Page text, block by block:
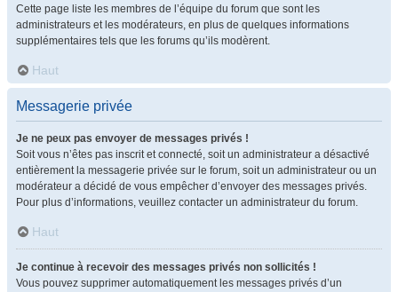
Cette page liste les membres de l’équipe du forum que sont les
administrateurs et les modérateurs, en plus de quelques informations
supplémentaires tels que les forums qu’ils modèrent.
Haut
Messagerie privée
Je ne peux pas envoyer de messages privés !
Soit vous n’êtes pas inscrit et connecté, soit un administrateur a désactivé
entièrement la messagerie privée sur le forum, soit un administrateur ou un
modérateur a décidé de vous empêcher d’envoyer des messages privés.
Pour plus d’informations, veuillez contacter un administrateur du forum.
Haut
Je continue à recevoir des messages privés non sollicités !
Vous pouvez supprimer automatiquement les messages privés d’un